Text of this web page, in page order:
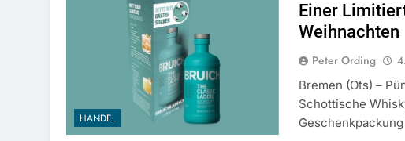
HANDEL
Einer
Weihnachten
Peter Ording
Bremen (ots) –
Schottische